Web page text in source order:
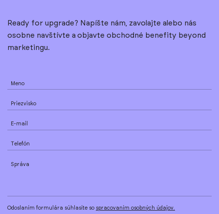
Ready for upgrade? Napíšte nám, zavolajte alebo nás
osobne navštívte a objavte obchodné benefity beyond
marketingu.
Meno
Priezvisko
E-mail
Telefón
Správa
Odoslaním formulára súhlasíte so spracovaním osobných údajov.